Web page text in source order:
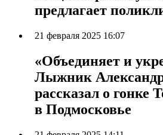
предлагает
21 февраля 2025 16:07
«Объединяет и
Лыжник
рассказал о гонке
в Подмосковье